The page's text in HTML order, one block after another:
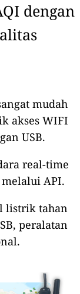
dengan
mudah
akses WIFI
USB.
real-time
API.
listrik tahan
peralatan